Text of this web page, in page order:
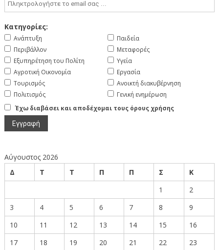
Κατηγορίες:
Ανάπτυξη
Περιβάλλον
Εξυπηρέτηση του Πολίτη
Αγροτική Οικονομία
Τουρισμός
Πολιτισμός
Παιδεία
Μεταφορές
Υγεία
Εργασία
Ανοικτή διακυβέρνηση
Γενική ενημέρωση
Έχω διαβάσει και αποδέχομαι τους όρους χρήσης
Αύγουστος 2026
Δ
Τ Τ Π Π Σ
Κ
1
2
3
4 5 6 7 8
9
10
11 12 13 14 15
16
17
18 19 20 21 22
23